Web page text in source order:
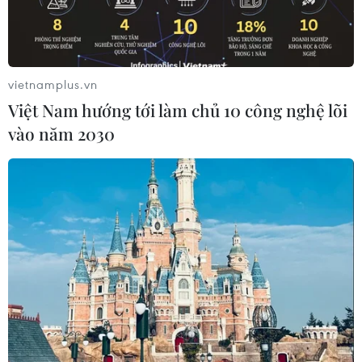
Công nhân làm việc tại một khu công nghiệp ở tỉnh Phúc Kiến,
Trung Quốc. (Ảnh: THX/TTXVN)
Tờ Geopolitical Futures ngày 11/6 nhận định
việc Mỹ áp thuế đối với hàng hóa nhập khẩu từ
Trung Quốc đe dọa làm đứt gãy các chuỗi cung
vietnamplus.vn
Việt Nam hướng tới làm chủ 10 công nghệ lõi
vào năm 2030